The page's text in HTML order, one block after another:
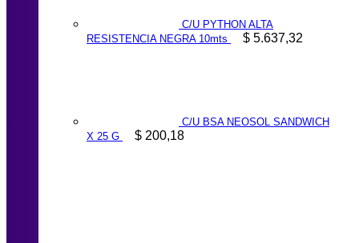
C/U PYTHON ALTA
RESISTENCIA NEGRA 10mts
$ 5.637,32
C/U BSA NEOSOL SANDWICH
X 25 G
$ 200,18